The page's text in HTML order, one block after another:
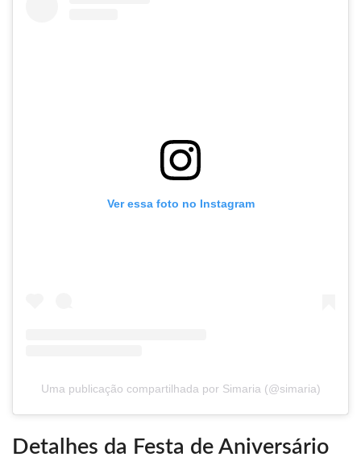
Ver essa foto no Instagram
Uma publicação compartilhada por Simaria (@simaria)
Detalhes da Festa de Aniversário